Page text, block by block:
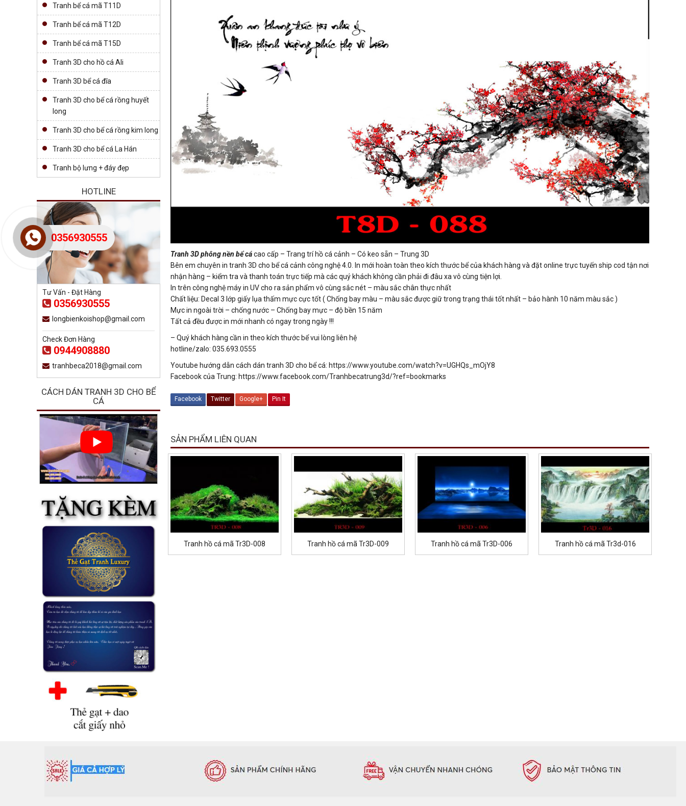
Tranh 3D phông nền bể cácao cấp – Trang trí hồ cá cảnh – Có keo sẵn – Trung 3D
Bên em chuyên in tranh 3D cho bể cá cảnh công nghệ 4.0. In mới hoàn toàn theo kích thước bể của khách hàng và đặt online trực tuyến ship cod tận nơi
nhận hàng – kiểm tra và thanh toán trực tiếp mà các quý khách không cần phải đi đâu xa vô cùng tiện lợi.
In trên công nghệ máy in UV cho ra sản phẩm vô cùng sắc nét – màu sắc chân thực nhất
Chất liệu: Decal 3 lớp giấy lụa thấm mực cực tốt ( Chống bay màu – màu sắc được giữ trong trạng thái tốt nhất – bảo hành 10 năm màu sắc )
Mực in ngoài trời – chống nước – Chống bay mực – độ bền 15 năm
Tất cả đều được in mới nhanh có ngay trong ngày !!!
– Quý khách hàng cần in theo kích thước bể vui lòng liên hệ
hotline/zalo: 035.693.0555
Youtube hướng dẫn cách dán tranh 3D cho bể cá: https://www.youtube.com/watch?v=UGHQs_mOjY8
Facebook của Trung: https://www.facebook.com/Tranhbecatrung3d/?ref=bookmarks
Facebook Twitter Google+ Pin It
SẢN PHẨM LIÊN QUAN
Tranh hồ cá mã Tr3D-008 Tranh hồ cá mã Tr3D-009 Tranh hồ cá mã Tr3D-006 Tranh hồ cá mã Tr3d-016
Tranh bể cá mã T11D
Tranh bể cá mã T12D
Tranh bể cá mã T15D
Tranh 3D cho hồ cá Ali
Tranh 3D bể cá đĩa
Tranh 3D cho bể cá rồng huyết
long
Tranh 3D cho bể cá rồng kim long
Tranh 3D cho bể cá La Hán
Tranh bộ lưng + đáy đẹp
HOTLINE
Tư Vấn - Đặt Hàng
0356930555
longbienkoishop@gmail.com
Check Đơn Hàng
0944908880
tranhbeca2018@gmail.com
CÁCH DÁN TRANH 3D CHO BỂ
CÁ
0356930555